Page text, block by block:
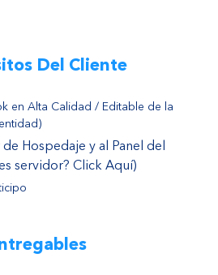
Del Cliente
en Alta Calidad / Editable de la
Hospedaje y al Panel del
servidor? Click Aquí)